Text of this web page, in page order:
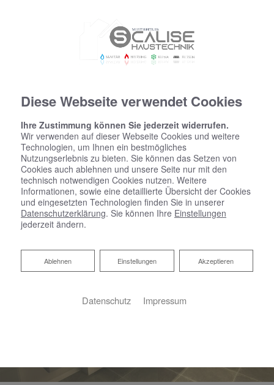
Startseite»Bad»Badinspiration & Musterbäder» Basic-Bad 8,2 ㎡
Basic-Bad 8,2 ㎡
Diese Webseite verwendet Cookies
Ihre Zustimmung können Sie jederzeit widerrufen.
Wir verwenden auf dieser Webseite Cookies und weitere
Technologien, um Ihnen ein bestmögliches
Nutzungserlebnis zu bieten. Sie können das Setzen von
Cookies auch ablehnen und unsere Seite nur mit den
technisch notwendigen Cookies nutzen. Weitere
Informationen, sowie eine detaillierte Übersicht der Cookies
und eingesetzten Technologien finden Sie in unserer
Datenschutzerklärung. Sie können Ihre Einstellungen
jederzeit ändern.
Akzeptieren
Einstellungen
Ablehnen
Ablehnen
Datenschutz Impressum